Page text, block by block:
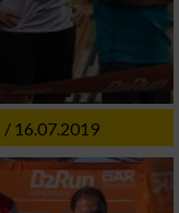
16.07.2019